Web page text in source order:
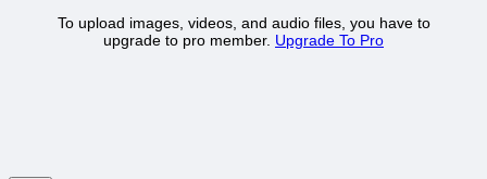
To upload images, videos, and audio files, you have to
upgrade to pro member. Upgrade To Pro